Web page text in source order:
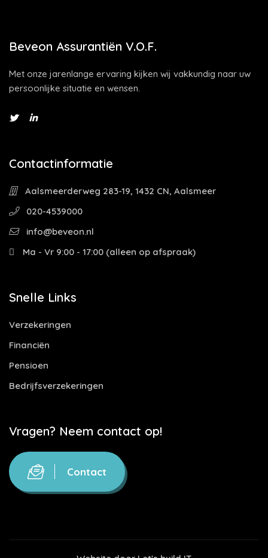
Beveon Assurantiën V.O.F.
Met onze jarenlange ervaring kijken wij vakkundig naar uw
persoonlijke situatie en wensen.
Contactinformatie
Aalsmeerderweg 283-19, 1432 CN, Aalsmeer
020-4539000
info@beveon.nl
Ma - Vr 9:00 - 17:00 (alleen op afspraak)
Snelle Links
Verzekeringen
Financiën
Pensioen
Bedrijfsverzekeringen
Vragen? Neem contact op!
Contact